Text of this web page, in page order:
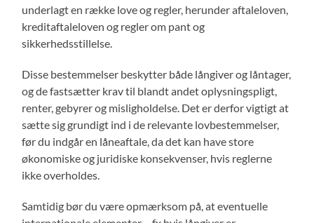
underlagt en række love og regler, herunder aftaleloven,
kreditaftaleloven og regler om pant og
sikkerhedsstillelse.
Disse bestemmelser beskytter både långiver og låntager,
og de fastsætter krav til blandt andet oplysningspligt,
renter, gebyrer og misligholdelse. Det er derfor vigtigt at
sætte sig grundigt ind i de relevante lovbestemmelser,
før du indgår en låneaftale, da det kan have store
økonomiske og juridiske konsekvenser, hvis reglerne
ikke overholdes.
Samtidig bør du være opmærksom på, at eventuelle